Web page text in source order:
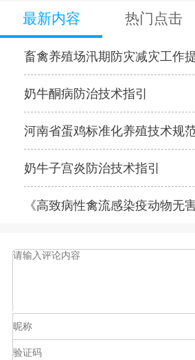
最新内容 热门点击
畜禽养殖场汛期防灾减灾工作
奶牛酮病防治技术指引
河南省蛋鸡标准化养殖技术规
奶牛子宫炎防治技术指引
《高致病性禽流感染疫动物无